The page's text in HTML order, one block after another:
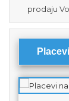
prodaju